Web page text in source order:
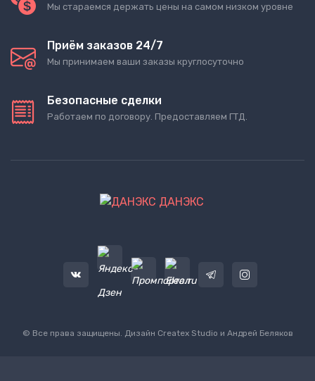
Мы стараемся держать цены на самом низком уровне
Приём заказов 24/7
Мы принимаем ваши заказы круглосуточно
Безопасные сделки
Работаем по договору. Предоставляем ГТД.
ДАНЭКС
© Все права защищены. Дизайн Createx Studio и Андрей Беляков